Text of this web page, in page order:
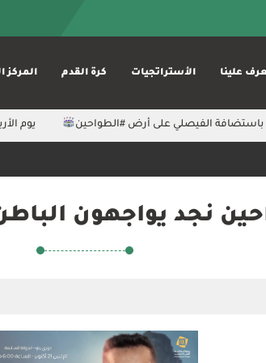
علينا الأستراتجيات كرة القدم المركز
الفيصلي على أرض ⁧‫#الطواحين‬⁩ ‏يوم
نجد يواجهون